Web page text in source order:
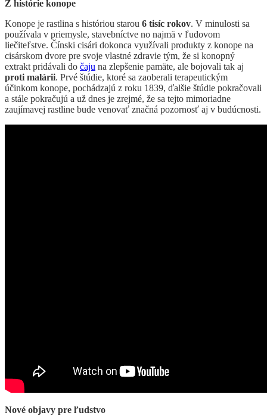
Z histórie konope
Konope je rastlina s históriou starou 6 tisíc rokov. V minulosti sa
používala v priemysle, stavebníctve no najmä v ľudovom
liečiteľstve. Čínski cisári dokonca využívali produkty z konope na
cisárskom dvore pre svoje vlastné zdravie tým, že si konopný
extrakt pridávali do čaju na zlepšenie pamäte, ale bojovali tak aj
proti malárii. Prvé štúdie, ktoré sa zaoberali terapeutickým
účinkom konope, pochádzajú z roku 1839, ďalšie štúdie pokračovali
a stále pokračujú a už dnes je zrejmé, že sa tejto mimoriadne
zaujímavej rastline bude venovať značná pozornosť aj v budúcnosti.
Nové objavy pre ľudstvo